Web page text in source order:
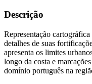
Descrição
Representação
detalhes de suas
apresenta os limites
longo da costa e
domínio português na